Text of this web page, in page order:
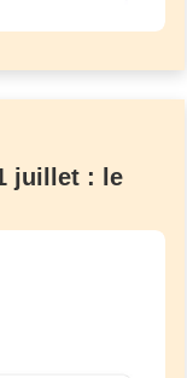
juillet : le